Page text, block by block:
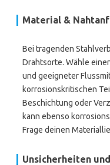
Material &
Bei tragenden
Drahtsorte. Wähle
und geeigneter
korrosionskritischen
Beschichtung oder
kann ebenso
Frage deinen
Unsicherheiten